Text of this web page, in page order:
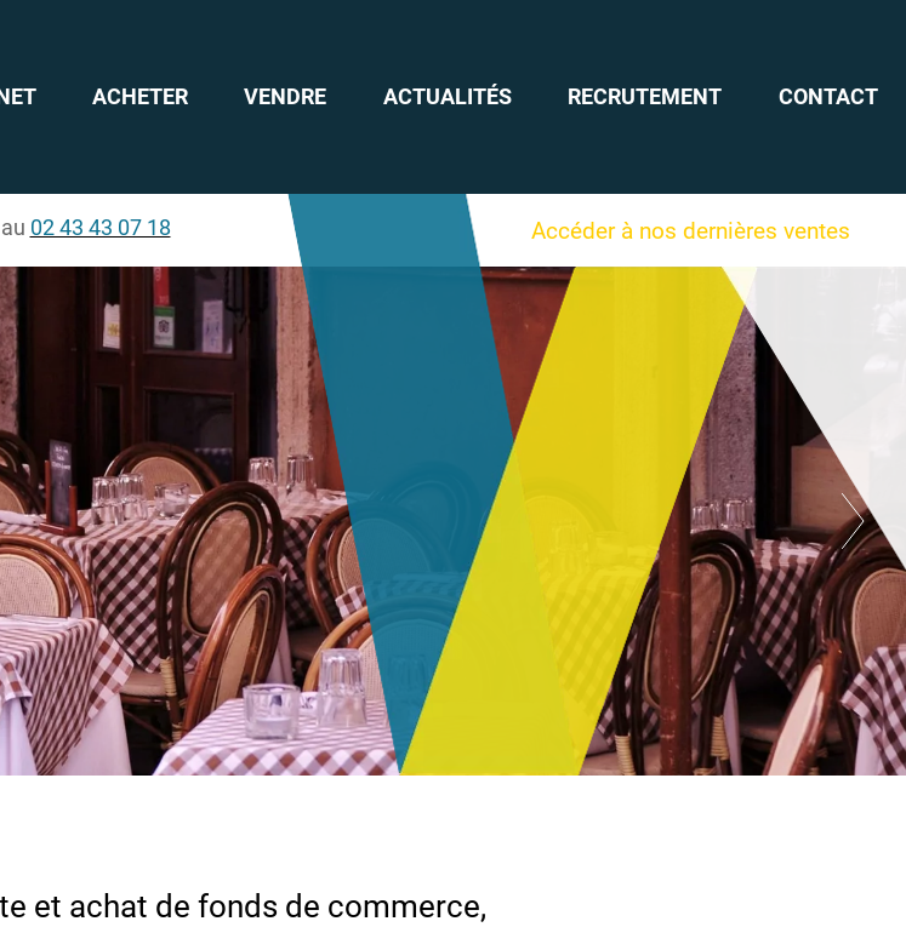
ACHETER VENDRE ACTUALITÉS RECRUTEMENT CONTACT
02 43 43 07 18 Accéder à nos dernières ventes
et achat de fonds de commerce,